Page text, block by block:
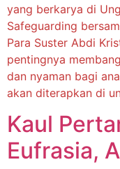
yang berkarya di
Safeguarding
Para Suster Abdi
pentingnya
dan nyaman bagi
akan diterapkan di
Kaul
Eufrasia,